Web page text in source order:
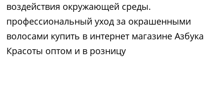
воздействия окружающей среды.
профессиональный уход за окрашенными
волосами купить в интернет магазине Азбука
Красоты оптом и в розницу